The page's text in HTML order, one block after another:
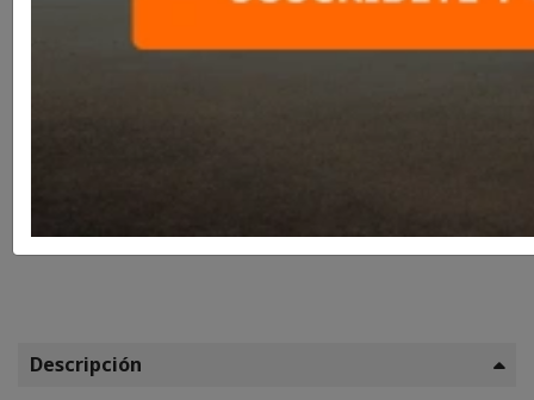
Descripción